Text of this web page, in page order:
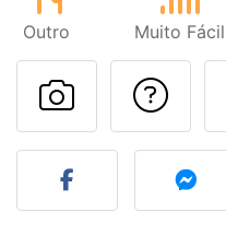
Outro Muito Fácil
Fez esta